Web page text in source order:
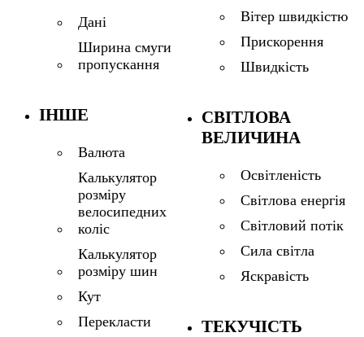
Дані
Ширина смуги
пропускання
ІНШЕ
Валюта
Калькулятор
розміру
велосипедних
коліс
Калькулятор
розміру шин
Кут
Перекласти
Вітер швидкістю
Прискорення
Швидкість
СВІТЛОВА
ВЕЛИЧИНА
Освітленість
Світлова енергія
Світловий потік
Сила світла
Яскравість
ТЕКУЧІСТЬ